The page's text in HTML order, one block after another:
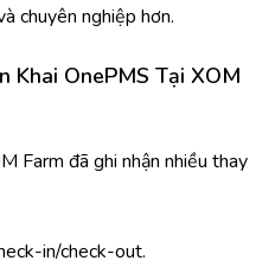
chuyên nghiệp hơn.
Khai OnePMS Tại XOM
Farm đã ghi nhận nhiều thay
in/check-out.